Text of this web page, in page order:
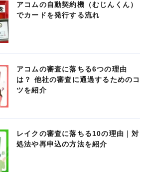
アコムの自動契約機（むじんくん）
でカードを発行する流れ
アコムの審査に落ちる6つの理由
は？ 他社の審査に通過するためのコ
ツを紹介
レイクの審査に落ちる10の理由｜対
処法や再申込の方法を紹介